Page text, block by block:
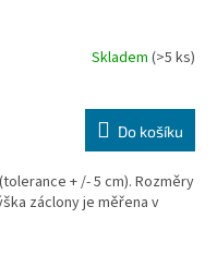
Skladem (>5 ks)
Do košíku
+ /- 5 cm). Rozměry
záclony je měřena v